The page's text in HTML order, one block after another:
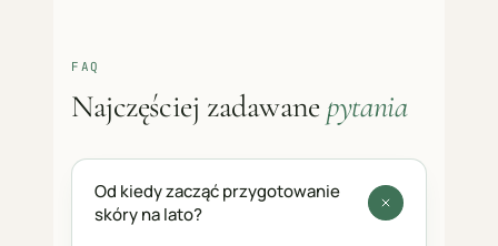
FAQ
Najczęściej zadawane pytania
Od kiedy zacząć przygotowanie
skóry na lato?